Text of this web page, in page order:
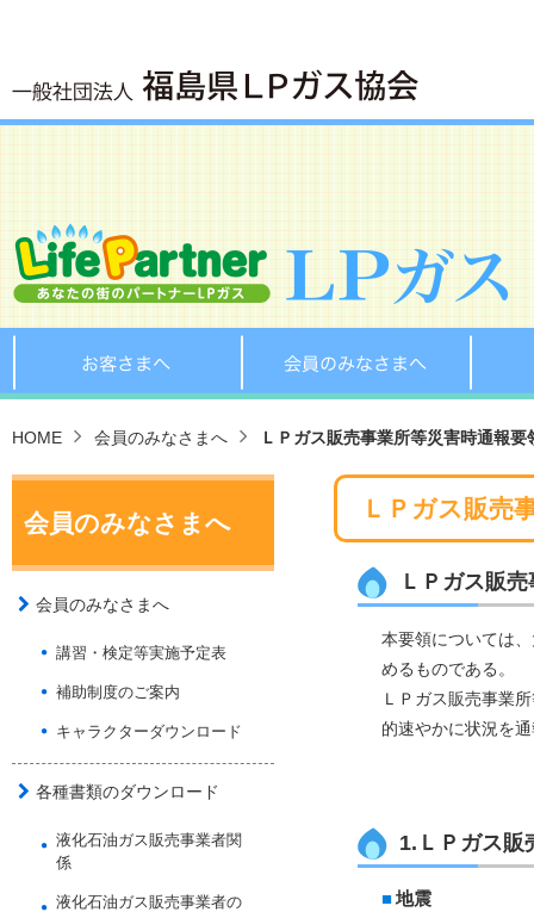
お客さまへ 会員の
HOME 会員のみなさまへ ＬＰガス販売事業所等災害時通報要
ＬＰガス販売
ＬＰガス販
本要領については
めるものである。
ＬＰガス販売事業
的速やかに状況を
1.ＬＰガス販
地震
会員のみなさまへ
会員のみなさまへ
講習・検定等実施予定表
補助制度のご案内
キャラクターダウンロード
各種書類のダウンロード
液化石油ガス販売事業者関
係
液化石油ガス販売事業者の